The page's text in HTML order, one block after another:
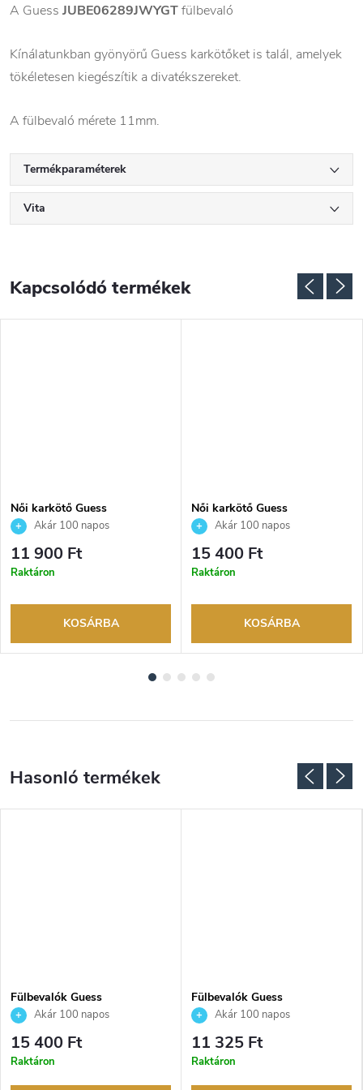
A Guess JUBE06289JWYGTfülbevaló
Kínálatunkban gyönyörű Guess karkötőket is talál, amelyek
tökéletesen kiegészítik a divatékszereket.
A fülbevaló mérete 11mm.
Termékparaméterek
Vita
Kapcsolódó termékek
Női karkötő Guess
JUBB06246JWRHS
Akár 100 napos
visszaküldési lehetőség. Hivatalos
márkakereskedő.
11 900 Ft
Raktáron
KOSÁRBA
Női karkötő Guess
JUBB03162JWRHS
Akár 100 napos
visszaküldési lehetőség. Hivatalos
márkakereskedő.
15 400 Ft
Raktáron
KOSÁRBA
Fülbevalók Guess
JUBE03131JWRHT
Akár 100 napos
visszaküldési lehetőség. Hivatalos
márkakereskedő.
15 400 Ft
Raktáron
Fülbevalók Guess
JUBE05380JWYGT
Akár 100 napos
visszaküldési lehetőség. Hivatalos
márkakereskedő.
11 325 Ft
Raktáron